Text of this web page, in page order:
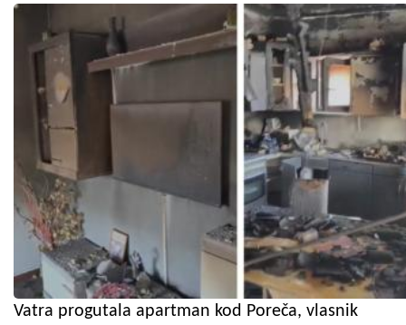
Vatra progutala apartman kod Poreča, vlasnik